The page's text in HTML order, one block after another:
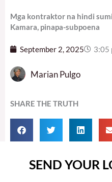
Mga kontraktor na hindi
Kamara, pinapa-subpoena
September 2, 2025 3:05
Marian Pulgo
SHARE THE TRUTH
SEND YOUR